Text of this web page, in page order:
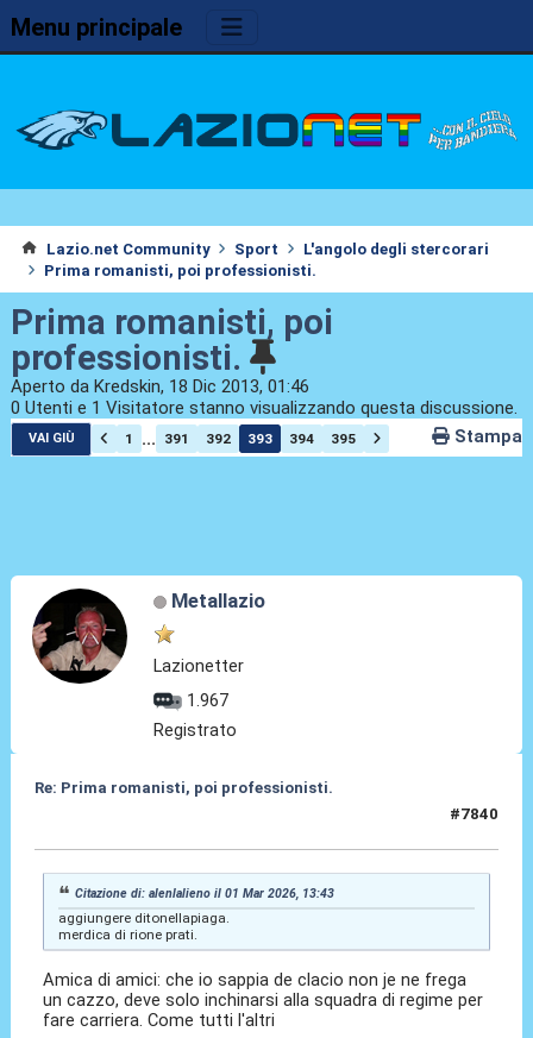
Menu principale
Lazio.net Community Sport
L'angolo degli stercorari
Prima romanisti, poi professionisti.
Prima romanisti, poi
professionisti.
Aperto da Kredskin, 18 Dic 2013, 01:46
0 Utenti e 1 Visitatore stanno visualizzando questa discussione.
VAI GIÙ 1 ... 391 392 393 394 395 Stampa
Metallazio
Lazionetter
1.967
Registrato
Re: Prima romanisti, poi professionisti.
#7840
Citazione di: alenlalieno il 01 Mar 2026, 13:43
aggiungere ditonellapiaga.
merdica di rione prati.
Amica di amici: che io sappia de clacio non je ne frega
un cazzo, deve solo inchinarsi alla squadra di regime per
fare carriera. Come tutti l'altri